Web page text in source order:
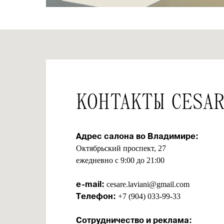
КОНТАКТЫ
Адрес салона во Владимире:
Октябрьский проспект, 27
ежедневно с 9:00 до 21:00
e-mail: cesare.laviani@gmail.com
Телефон: +7 (904) 033-99-33
Сотрудничество и реклама: